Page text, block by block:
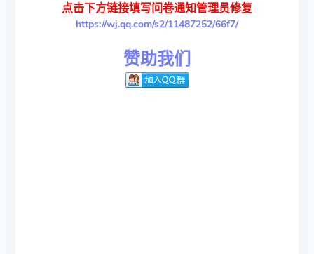
点击下方链接填写问卷通知管理员修复
https://wj.qq.com/s2/11487252/66f7/
赞助我们